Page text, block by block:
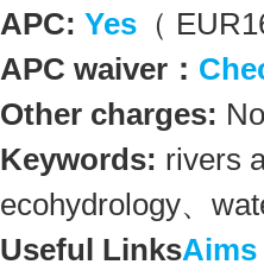
APC: Yes （
APC waiver：
Other charges: No
Keywords: rivers
ecohydrology、
Useful LinksAims